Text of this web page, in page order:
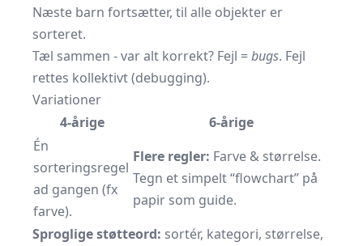
Næste barn fortsætter, til alle objekter er
sorteret.
Tæl sammen - var alt korrekt? Fejl =bugs. Fejl
rettes kollektivt (debugging).
Variationer
4-årige
6-årige
Én
sorteringsregel
ad gangen (fx
farve).
Flere regler: Farve & størrelse.
Tegn et simpelt “flowchart” på
papir som guide.
Sproglige støtteord: sortér, kategori, størrelse,